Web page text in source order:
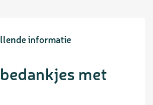
informatie
met